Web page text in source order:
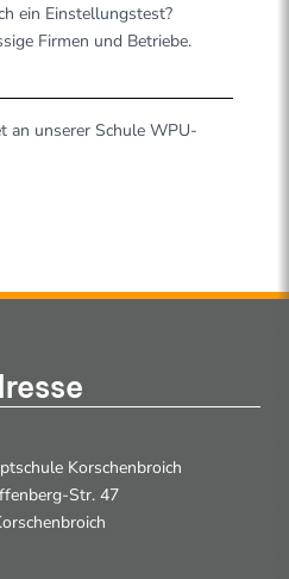
ein Einstellungstest?
Firmen und Betriebe.
an unserer Schule WPU-
Korschenbroich
Str. 47